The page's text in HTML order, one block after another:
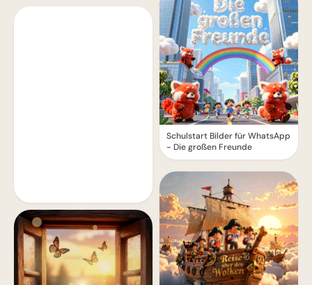
Schulstart Bilder für WhatsApp
- Die großen Freunde